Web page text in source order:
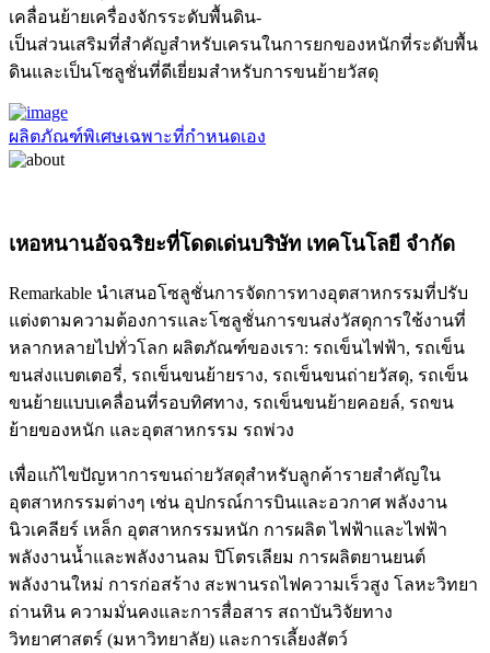
เคลื่อนย้ายเครื่องจักรระดับพื้นดิน-
เป็นส่วนเสริมที่สำคัญสำหรับเครนในการยกของหนักที่ระดับพื้น
ดินและเป็นโซลูชั่นที่ดีเยี่ยมสำหรับการขนย้ายวัสดุ
ผลิตภัณฑ์พิเศษเฉพาะที่กำหนดเอง
เหอหนานอัจฉริยะที่โดดเด่นบริษัท เทคโนโลยี จำกัด
Remarkable นำเสนอโซลูชั่นการจัดการทางอุตสาหกรรมที่ปรับ
แต่งตามความต้องการและโซลูชั่นการขนส่งวัสดุการใช้งานที่
หลากหลายไปทั่วโลก ผลิตภัณฑ์ของเรา: รถเข็นไฟฟ้า, รถเข็น
ขนส่งแบตเตอรี่, รถเข็นขนย้ายราง, รถเข็นขนถ่ายวัสดุ, รถเข็น
ขนย้ายแบบเคลื่อนที่รอบทิศทาง, รถเข็นขนย้ายคอยล์, รถขน
ย้ายของหนัก และอุตสาหกรรม รถพ่วง
เพื่อแก้ไขปัญหาการขนถ่ายวัสดุสำหรับลูกค้ารายสำคัญใน
อุตสาหกรรมต่างๆ เช่น อุปกรณ์การบินและอวกาศ พลังงาน
นิวเคลียร์ เหล็ก อุตสาหกรรมหนัก การผลิต ไฟฟ้าและไฟฟ้า
พลังงานน้ำและพลังงานลม ปิโตรเลียม การผลิตยานยนต์
พลังงานใหม่ การก่อสร้าง สะพานรถไฟความเร็วสูง โลหะวิทยา
ถ่านหิน ความมั่นคงและการสื่อสาร สถาบันวิจัยทาง
วิทยาศาสตร์ (มหาวิทยาลัย) และการเลี้ยงสัตว์